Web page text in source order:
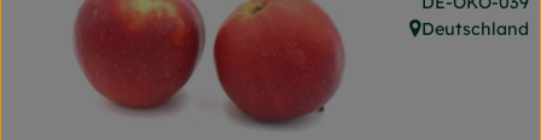
Frischetheke
Naturkost
Getränke
, Herkunft:
Deutschland